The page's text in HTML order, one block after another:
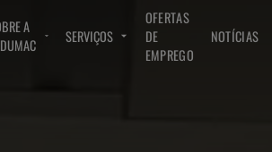
A
SERVIÇOS
OFERTAS
DE
EMPREGO
NOTÍCIAS